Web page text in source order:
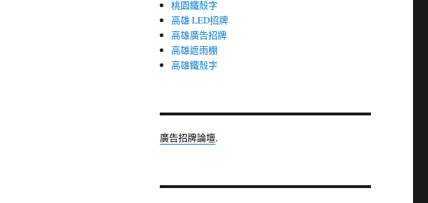
桃園鐵殼字
高雄 LED招牌
高雄廣告招牌
高雄遮雨棚
高雄鐵殼字
廣告招牌論壇,